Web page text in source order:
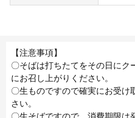
【注意事項】
〇そばは打ちたてをその日にク
にお召し上がりください。
〇生ものですので確実にお受け
さい。